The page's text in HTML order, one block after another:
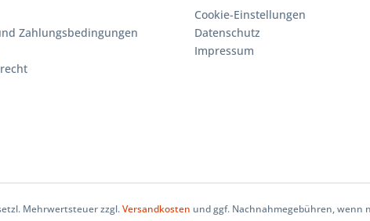
Zahlungsbedingungen
Cookie-Einstellungen
Datenschutz
Impressum
Mehrwertsteuer zzgl.Versandkosten und ggf. Nachnahmegebühren, wenn